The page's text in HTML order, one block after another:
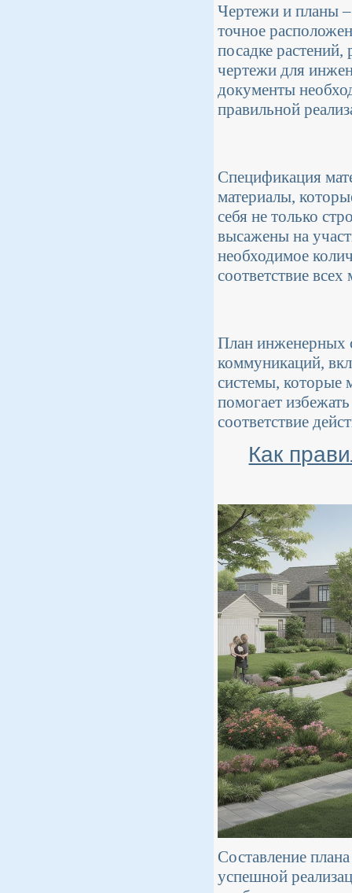
Чертежи и планы
точное
посадке
чертежи для
документы
правильной
Спецификация
материалы,
себя не только
высажены на
необходимое
соответствие всех
План инженерных
коммуникаций,
системы, которые
помогает
соответствие
Как
Составление
успешной